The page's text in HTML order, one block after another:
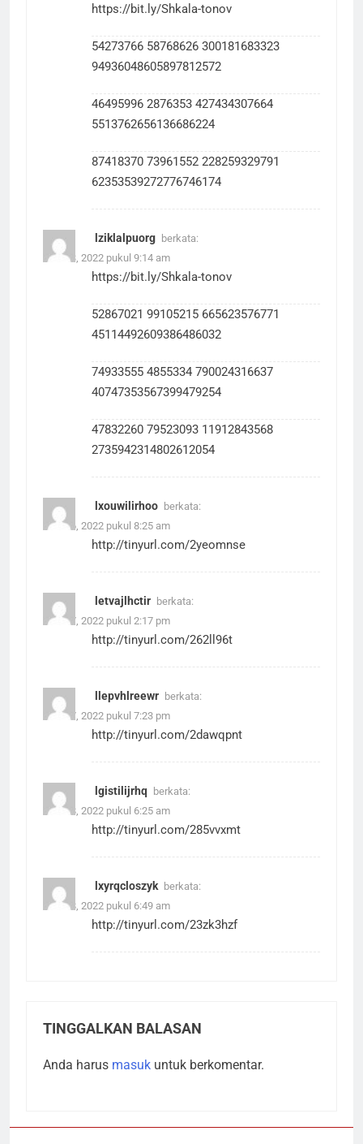
https://bit.ly/Shkala-tonov
54273766 58768626 300181683323
94936048605897812572
46495996 2876353 427434307664
5513762656136686224
87418370 73961552 228259329791
62353539272776746174
lziklalpuorg berkata:
Juni 13, 2022 pukul 9:14 am
https://bit.ly/Shkala-tonov
52867021 99105215 665623576771
45114492609386486032
74933555 4855334 790024316637
40747353567399479254
47832260 79523093 11912843568
2735942314802612054
lxouwilirhoo berkata:
Juni 16, 2022 pukul 8:25 am
http://tinyurl.com/2yeomnse
letvajlhctir berkata:
Juni 17, 2022 pukul 2:17 pm
http://tinyurl.com/262ll96t
llepvhlreewr berkata:
Juni 17, 2022 pukul 7:23 pm
http://tinyurl.com/2dawqpnt
lgistilijrhq
berkata:
Juni 18, 2022 pukul 6:25 am
http://tinyurl.com/285vvxmt
lxyrqcloszyk berkata:
Juni 18, 2022 pukul 6:49 am
http://tinyurl.com/23zk3hzf
TINGGALKAN BALASAN
Anda harus masuk untuk berkomentar.